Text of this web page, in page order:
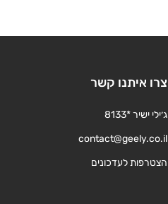
צרו איתנו קשר
ג׳ילי ישיר *8133
contact@geely.co.il
הצטרפות לעדכונים